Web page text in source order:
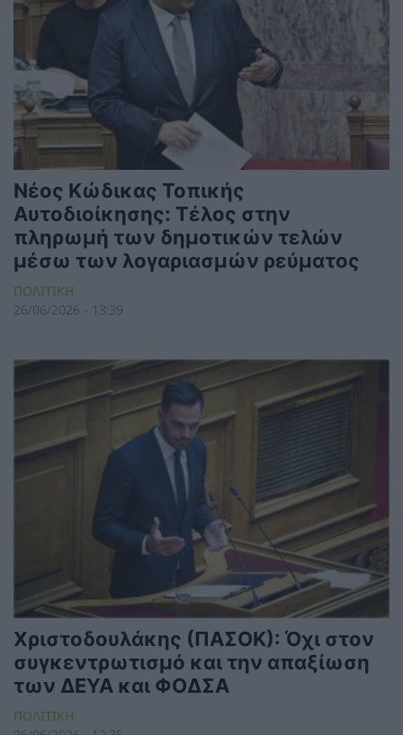
Νέος Κώδικας Τοπικής
Αυτοδιοίκησης: Τέλος στην
πληρωμή των δημοτικών τελών
μέσω των λογαριασμών ρεύματος
ΠΟΛΙΤΙΚΗ
26/06/2026 - 13:39
Χριστοδουλάκης (ΠΑΣΟΚ): Όχι στον
συγκεντρωτισμό και την απαξίωση
των ΔΕΥΑ και ΦΟΔΣΑ
ΠΟΛΙΤΙΚΗ